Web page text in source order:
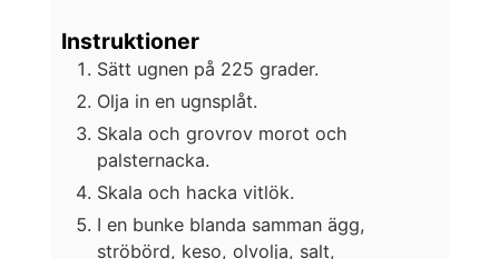
Instruktioner
Sätt ugnen på 225 grader.
Olja in en ugnsplåt.
Skala och grovrov morot och
palsternacka.
Skala och hacka vitlök.
I en bunke blanda samman ägg,
ströbörd, keso, olvolja, salt,